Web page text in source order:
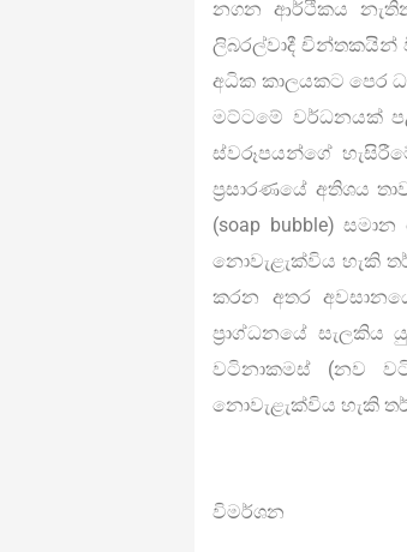
නගන ආර්ථිකය
ලිබරල්වාදී
අධික කාලයකට පෙර
මට්ටමේ වර්ධනයක්
ස්වරූපයන්ගේ
ප්‍රසාරණයේ අතිශය
(soap bubble)
නොවැළැක්විය හැකි
කරන අතර
ප්‍රාග්ධනයේ
වටිනාකමස් (නව
නොවැළැක්විය හැකි
විමර්ශන